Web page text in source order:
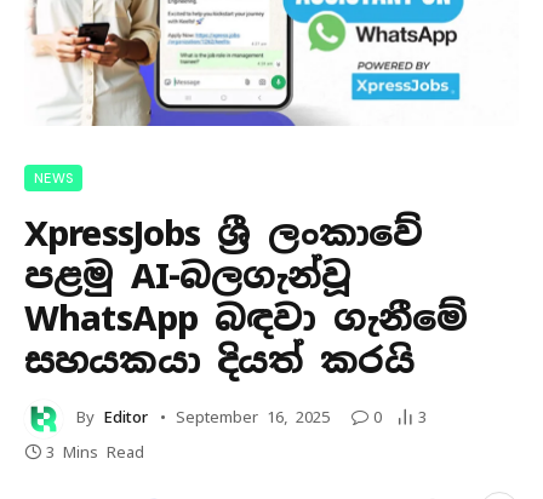
NEWS
XpressJobs ශ්‍රී ලංකාවේ
පළමු AI-බලගැන්වූ
WhatsApp බඳවා ගැනීමේ
සහයකයා දියත් කරයි
By Editor September 16, 2025 0
3
3 Mins Read